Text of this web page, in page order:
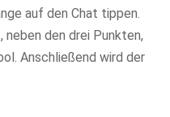
auf den Chat tippen.
neben den drei Punkten,
Anschließend wird der